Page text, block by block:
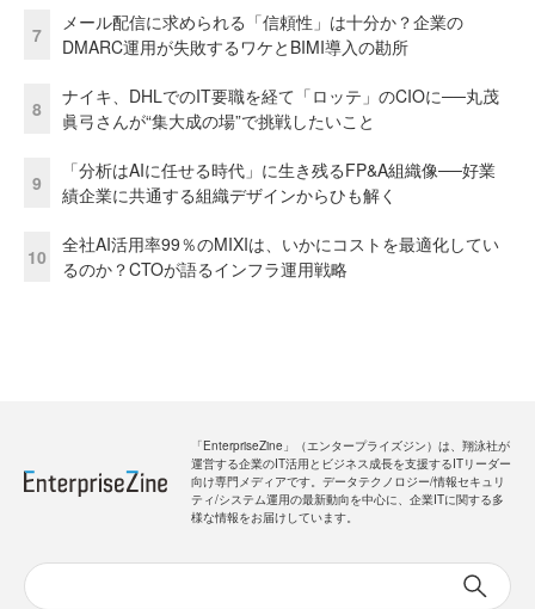
7
メール配信に求められる「信頼性」は十分か？企業の
DMARC運用が失敗するワケとBIMI導入の勘所
8
ナイキ、DHLでのIT要職を経て「ロッテ」のCIOに──丸茂
眞弓さんが“集大成の場”で挑戦したいこと
9
「分析はAIに任せる時代」に生き残るFP&A組織像──好業
績企業に共通する組織デザインからひも解く
10
全社AI活用率99％のMIXIは、いかにコストを最適化してい
るのか？CTOが語るインフラ運用戦略
「EnterpriseZine」（エンタープライズジン）は、翔泳社が
運営する企業のIT活用とビジネス成長を支援するITリーダー
向け専門メディアです。データテクノロジー/情報セキュリ
ティ/システム運用の最新動向を中心に、企業ITに関する多
様な情報をお届けしています。